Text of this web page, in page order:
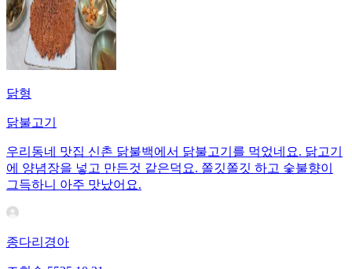
닭형
닭불고기
우리동네 맛집 신촌 닭불백에서 닭불고기를 먹었네요. 닭고기
에 양념장을 넣고 만든것 같은덕요. 쫄깃쫄깃 하고 숯불향이
그득하니 아주 맛났어요.
종다리경아